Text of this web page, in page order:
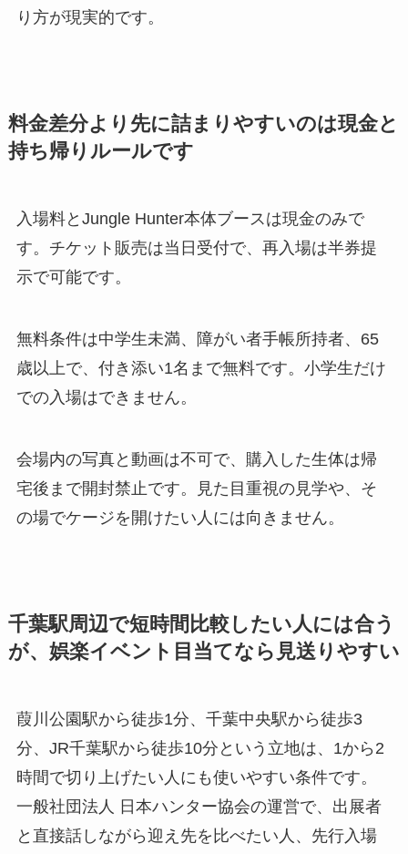
り方が現実的です。
料金差分より先に詰まりやすいのは現金と
持ち帰りルールです
入場料とJungle Hunter本体ブースは現金のみで
す。チケット販売は当日受付で、再入場は半券提
示で可能です。
無料条件は中学生未満、障がい者手帳所持者、65
歳以上で、付き添い1名まで無料です。小学生だけ
での入場はできません。
会場内の写真と動画は不可で、購入した生体は帰
宅後まで開封禁止です。見た目重視の見学や、そ
の場でケージを開けたい人には向きません。
千葉駅周辺で短時間比較したい人には合う
が、娯楽イベント目当てなら見送りやすい
葭川公園駅から徒歩1分、千葉中央駅から徒歩3
分、JR千葉駅から徒歩10分という立地は、1から2
時間で切り上げたい人にも使いやすい条件です。
一般社団法人 日本ハンター協会の運営で、出展者
と直接話しながら迎え先を比べたい人、先行入場